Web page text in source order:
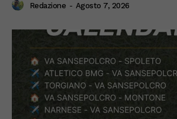
Redazione - Agosto 7, 2026